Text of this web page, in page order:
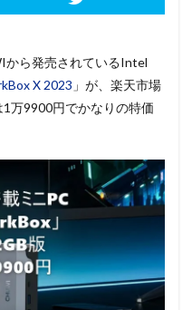
から発売されているIntel
X 2023 」が、楽天市場
万9900円でかなりの特価